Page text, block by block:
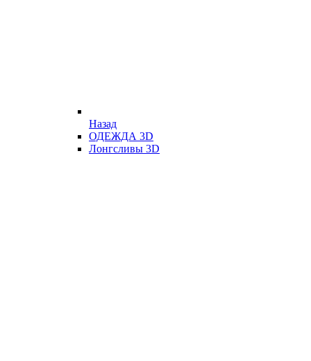
Назад
ОДЕЖДА 3D
Лонгсливы 3D